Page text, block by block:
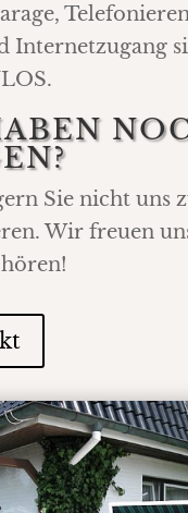
Internetzugang
Sie nicht uns
Wir freuen